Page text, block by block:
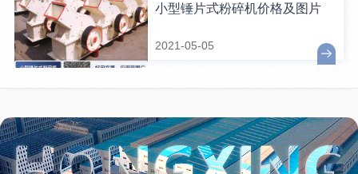
小型锤片式粉碎机价格及图片
2021-05-05